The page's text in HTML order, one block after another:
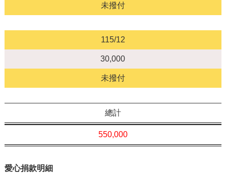
未撥付
115/12
30,000
未撥付
總計
550,000
愛心捐款明細